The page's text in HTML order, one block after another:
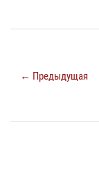
← Предыдущая